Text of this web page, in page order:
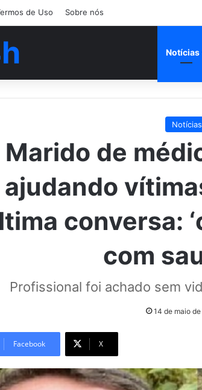
de Uso Sobre nós
Notícias
Notícias
Marido de
ajudando
conversa:
com
Profissional foi achado sem
14 de maio
Facebook X